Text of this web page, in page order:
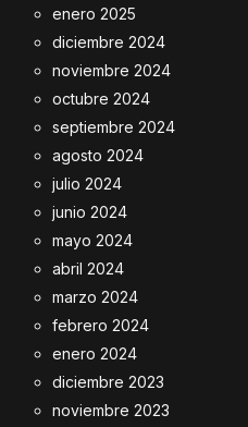
enero 2025
diciembre 2024
noviembre 2024
octubre 2024
septiembre 2024
agosto 2024
julio 2024
junio 2024
mayo 2024
abril 2024
marzo 2024
febrero 2024
enero 2024
diciembre 2023
noviembre 2023